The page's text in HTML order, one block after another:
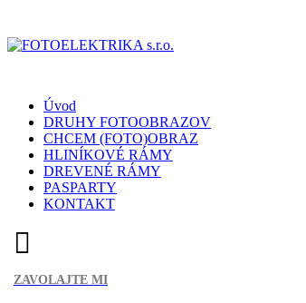
Úvod
DRUHY FOTOOBRAZOV
CHCEM (FOTO)OBRAZ
HLINÍKOVÉ RÁMY
DREVENÉ RÁMY
PASPARTY
KONTAKT
ZAVOLAJTE MI